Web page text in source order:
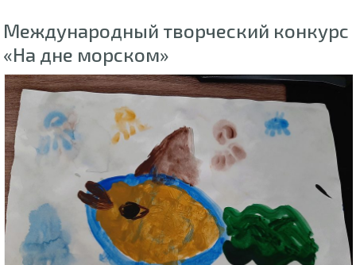
Международный творческий конкурс
«На дне морском»